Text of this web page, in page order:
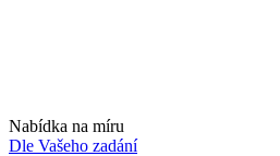
Nabídka na míru
Dle Vašeho zadání